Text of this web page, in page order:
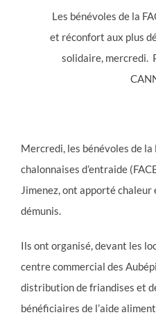
Les bénévoles de la
et réconfort aux plus
solidaire, mercredi.
Mercredi, les bénévoles de
chalonnaises d’entraide
Jimenez, ont apporté
démunis.
Ils ont organisé, devant les
centre commercial des
distribution de friandises et
bénéficiaires de l’aide